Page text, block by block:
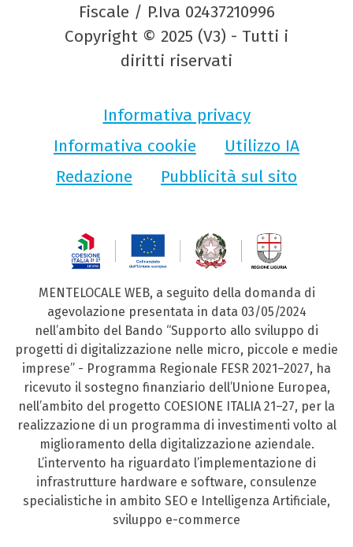
Fiscale / P.Iva 02437210996
Copyright © 2025 (V3) - Tutti i
diritti riservati
Informativa privacy
Informativa cookie
Utilizzo IA
Redazione
Pubblicità sul sito
MENTELOCALE WEB, a seguito della domanda di
agevolazione presentata in data 03/05/2024
nell’ambito del Bando “Supporto allo sviluppo di
progetti di digitalizzazione nelle micro, piccole e medie
imprese” - Programma Regionale FESR 2021–2027, ha
ricevuto il sostegno finanziario dell’Unione Europea,
nell’ambito del progetto COESIONE ITALIA 21–27, per la
realizzazione di un programma di investimenti volto al
miglioramento della digitalizzazione aziendale.
L’intervento ha riguardato l’implementazione di
infrastrutture hardware e software, consulenze
specialistiche in ambito SEO e Intelligenza Artificiale,
sviluppo e-commerce